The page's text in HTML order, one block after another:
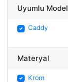
Uyumlu Model
Caddy
Materyal
Krom